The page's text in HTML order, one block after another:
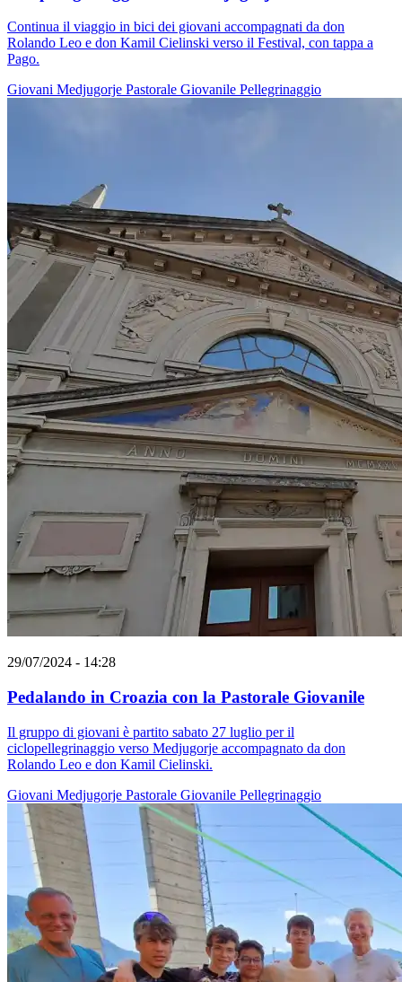
Continua il viaggio in bici dei giovani accompagnati da don
Rolando Leo e don Kamil Cielinski verso il Festival, con tappa a
Pago.
Giovani Medjugorje Pastorale Giovanile Pellegrinaggio
29/07/2024 - 14:28
Pedalando in Croazia con la Pastorale Giovanile
Il gruppo di giovani è partito sabato 27 luglio per il
ciclopellegrinaggio verso Medjugorje accompagnato da don
Rolando Leo e don Kamil Cielinski.
Giovani Medjugorje Pastorale Giovanile Pellegrinaggio